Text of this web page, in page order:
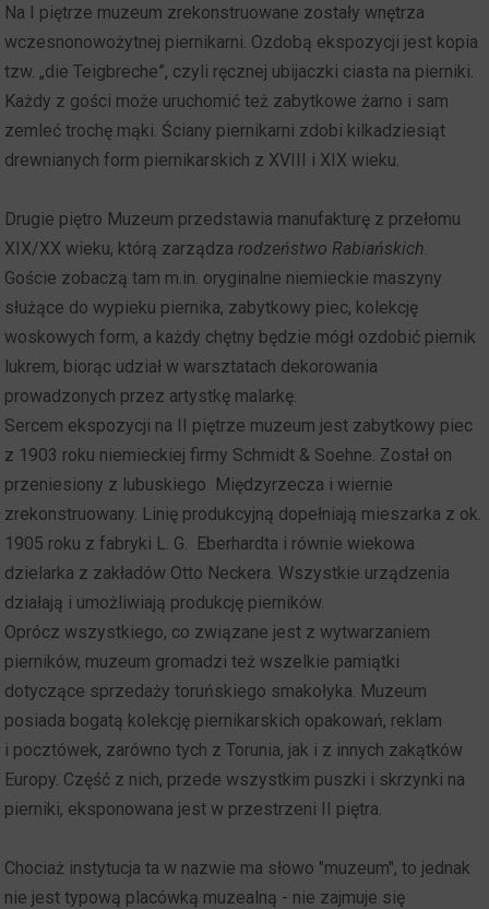
Na I piętrze muzeum zrekonstruowane zostały wnętrza
wczesnonowożytnej piernikarni. Ozdobą ekspozycji jest kopia
tzw. „die Teigbreche”, czyli ręcznej ubijaczki ciasta na pierniki.
Każdy z gości może uruchomić też zabytkowe żarno i sam
zemleć trochę mąki. Ściany piernikarni zdobi kilkadziesiąt
drewnianych form piernikarskich z XVIII i XIX wieku.
Drugie piętro Muzeum przedstawia manufakturę z przełomu
XIX/XX wieku, którą zarządzarodzeństwo Rabiańskich.
Goście zobaczą tam m.in. oryginalne niemieckie maszyny
służące do wypieku piernika, zabytkowy piec, kolekcję
woskowych form, a każdy chętny będzie mógł ozdobić piernik
lukrem, biorąc udział w warsztatach dekorowania
prowadzonych przez artystkę malarkę.
Sercem ekspozycji na II piętrze muzeum jest zabytkowy piec
z 1903 roku niemieckiej firmy Schmidt & Soehne. Został on
przeniesiony z lubuskiego Międzyrzecza i wiernie
zrekonstruowany. Linię produkcyjną dopełniają mieszarka z ok.
1905 roku z fabryki L. G. Eberhardta i równie wiekowa
dzielarka z zakładów Otto Neckera. Wszystkie urządzenia
działają i umożliwiają produkcję pierników.
Oprócz wszystkiego, co związane jest z wytwarzaniem
pierników, muzeum gromadzi też wszelkie pamiątki
dotyczące sprzedaży toruńskiego smakołyka. Muzeum
posiada bogatą kolekcję piernikarskich opakowań, reklam
i pocztówek, zarówno tych z Torunia, jak i z innych zakątków
Europy. Część z nich, przede wszystkim puszki i skrzynki na
pierniki, eksponowana jest w przestrzeni II piętra.
Chociaż instytucja ta w nazwie ma słowo "muzeum", to jednak
nie jest typową placówką muzealną - nie zajmuje się